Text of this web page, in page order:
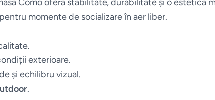
Como oferă stabilitate, durabilitate și o estetică
momente de socializare în aer liber.
exterioare.
și echilibru vizual.
.